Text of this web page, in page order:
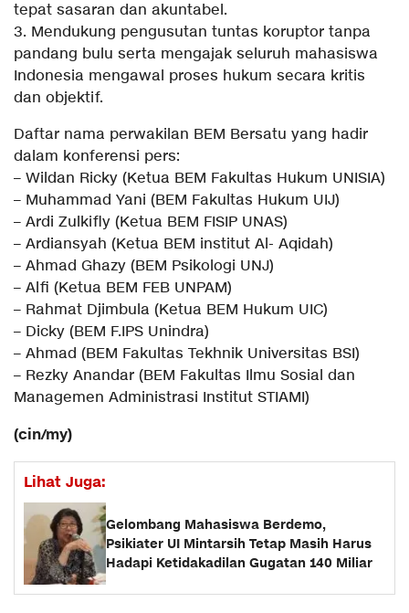
tepat sasaran dan akuntabel.
3. Mendukung pengusutan tuntas koruptor tanpa
pandang bulu serta mengajak seluruh mahasiswa
Indonesia mengawal proses hukum secara kritis
dan objektif.
Daftar nama perwakilan BEM Bersatu yang hadir
dalam konferensi pers:
– Wildan Ricky (Ketua BEM Fakultas Hukum UNISIA)
– Muhammad Yani (BEM Fakultas Hukum UIJ)
– Ardi Zulkifly (Ketua BEM FISIP UNAS)
– Ardiansyah (Ketua BEM institut Al- Aqidah)
– Ahmad Ghazy (BEM Psikologi UNJ)
– Alfi (Ketua BEM FEB UNPAM)
– Rahmat Djimbula (Ketua BEM Hukum UIC)
– Dicky (BEM F.IPS Unindra)
– Ahmad (BEM Fakultas Tekhnik Universitas BSI)
– Rezky Anandar (BEM Fakultas Ilmu Sosial dan
Managemen Administrasi Institut STIAMI)
(cin/my)
Lihat Juga:
Gelombang Mahasiswa Berdemo,
Psikiater UI Mintarsih Tetap Masih Harus
Hadapi Ketidakadilan Gugatan 140 Miliar